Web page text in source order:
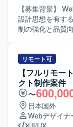
【募集背景】
設計思想を有す
制の強化と品質向
きます。ドメイ
チャなどの設計
ューを通じた品
す。また、生成
工夫や改善提案も行っ
設計思想（DDD
が深く、自ら課
リモート可
【フルリモー
クト制作案件
〜
日本国外
Webデザイナ